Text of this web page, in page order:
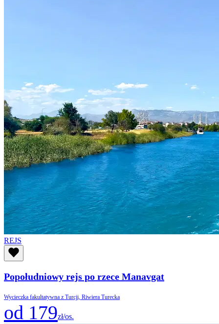
REJS
Popołudniowy rejs po rzece Manavgat
Wycieczka fakultatywna z Turcji, Riwiera Turecka
od 179zł/os.